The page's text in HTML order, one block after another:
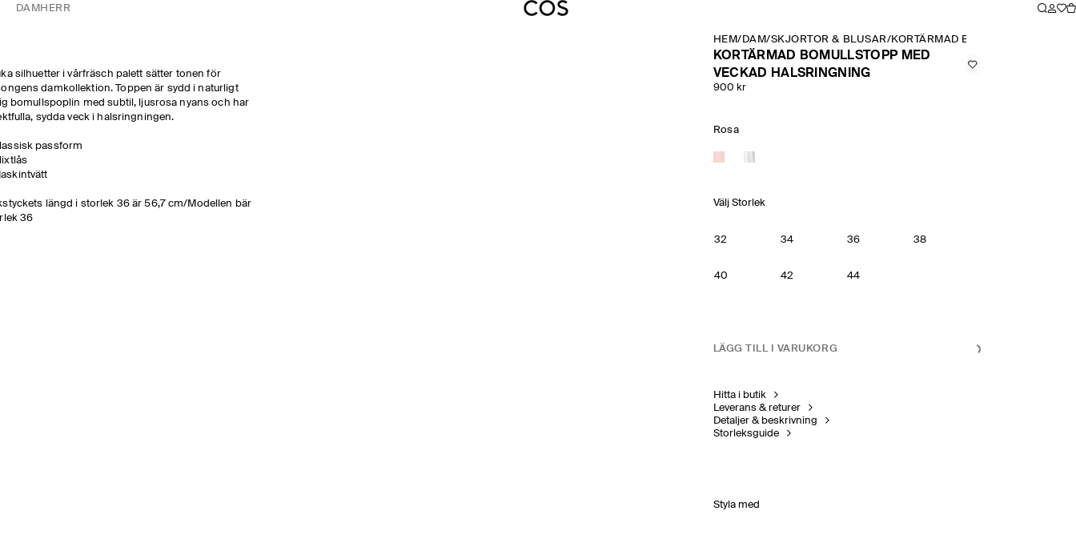
DAM HERR
silhuetter i vårfräsch palett sätter tonen för
damkollektion. Toppen är sydd i naturligt
bomullspoplin med subtil, ljusrosa nyans och har
sydda veck i halsringningen.
passform
längd i storlek 36 är 56,7 cm/Modellen bär
36
HEM/ DAM/SKJORTOR & BLUSAR/KORTÄRMAD BOMULLSTOPP
KORTÄRMAD BOMULLSTOPP MED
VECKAD HALSRINGNING
900 kr
Rosa
Välj Storlek
32 34 36 38
40 42 44
LÄGG TILL I VARUKORG
Hitta i butik
Leverans & returer
Detaljer & beskrivning
Storleksguide
Styla med